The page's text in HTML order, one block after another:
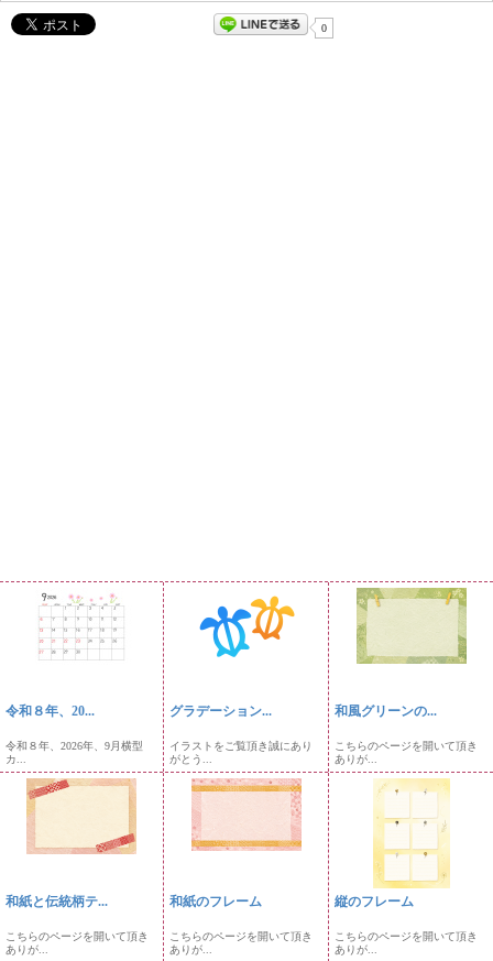
0
令和８年、20...
令和８年、2026年、9月横型
カ...
グラデーション...
イラストをご覧頂き誠にあり
がとう...
和風グリーンの...
こちらのページを開いて頂き
ありが...
和紙と伝統柄テ...
こちらのページを開いて頂き
ありが...
和紙のフレーム
こちらのページを開いて頂き
ありが...
縦のフレーム
こちらのページを開いて頂き
ありが...